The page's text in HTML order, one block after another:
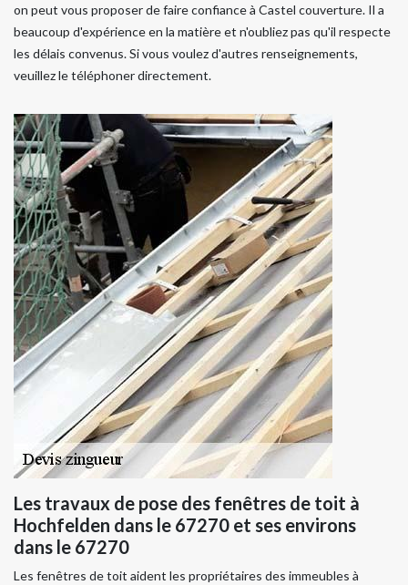
on peut vous proposer de faire confiance à Castel couverture. Il a
beaucoup d'expérience en la matière et n'oubliez pas qu'il respecte
les délais convenus. Si vous voulez d'autres renseignements,
veuillez le téléphoner directement.
Les travaux de pose des fenêtres de toit à
Hochfelden dans le 67270 et ses environs
dans le 67270
Les fenêtres de toit aident les propriétaires des immeubles à